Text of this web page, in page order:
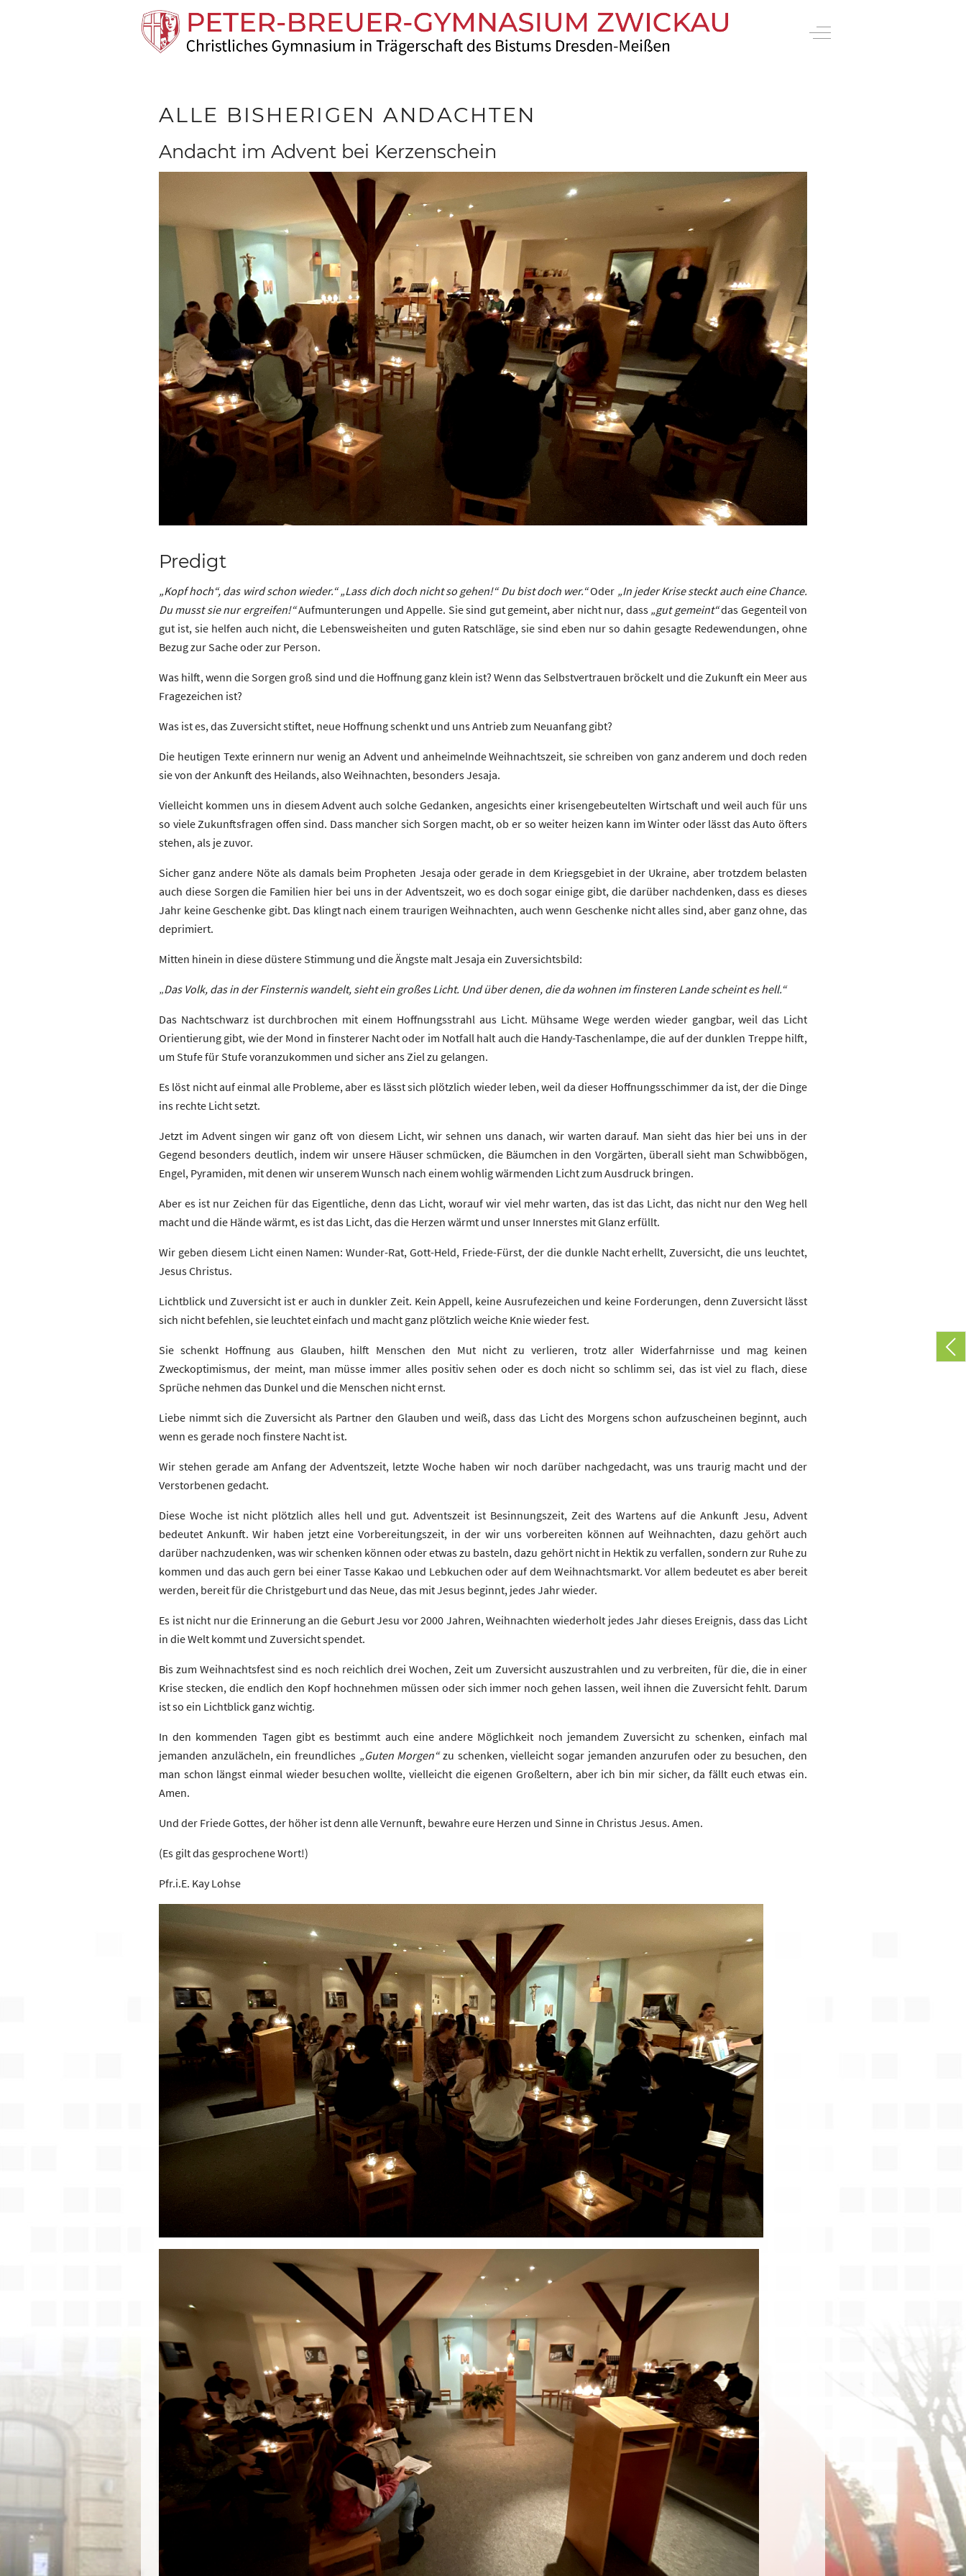
Off-Canvas Toggle
ALLE BISHERIGEN ANDACHTEN
Andacht im Advent bei Kerzenschein
Predigt
„Kopf hoch“, das wird schon wieder.“ „Lass dich doch nicht so gehen!“ Du bist doch wer.“Oder „In jeder Krise steckt auch eine Chance.
Du musst sie nur ergreifen!“Aufmunterungen und Appelle. Sie sind gut gemeint, aber nicht nur, dass „gut gemeint“das Gegenteil von
gut ist, sie helfen auch nicht, die Lebensweisheiten und guten Ratschläge, sie sind eben nur so dahin gesagte Redewendungen, ohne
Bezug zur Sache oder zur Person.
Was hilft, wenn die Sorgen groß sind und die Hoffnung ganz klein ist? Wenn das Selbstvertrauen bröckelt und die Zukunft ein Meer aus
Fragezeichen ist?
Was ist es, das Zuversicht stiftet, neue Hoffnung schenkt und uns Antrieb zum Neuanfang gibt?
Die heutigen Texte erinnern nur wenig an Advent und anheimelnde Weihnachtszeit, sie schreiben von ganz anderem und doch reden
sie von der Ankunft des Heilands, also Weihnachten, besonders Jesaja.
Vielleicht kommen uns in diesem Advent auch solche Gedanken, angesichts einer krisengebeutelten Wirtschaft und weil auch für uns
so viele Zukunftsfragen offen sind. Dass mancher sich Sorgen macht, ob er so weiter heizen kann im Winter oder lässt das Auto öfters
stehen, als je zuvor.
Sicher ganz andere Nöte als damals beim Propheten Jesaja oder gerade in dem Kriegsgebiet in der Ukraine, aber trotzdem belasten
auch diese Sorgen die Familien hier bei uns in der Adventszeit, wo es doch sogar einige gibt, die darüber nachdenken, dass es dieses
Jahr keine Geschenke gibt. Das klingt nach einem traurigen Weihnachten, auch wenn Geschenke nicht alles sind, aber ganz ohne, das
deprimiert.
Mitten hinein in diese düstere Stimmung und die Ängste malt Jesaja ein Zuversichtsbild:
„Das Volk, das in der Finsternis wandelt, sieht ein großes Licht. Und über denen, die da wohnen im finsteren Lande scheint es hell.“
Das Nachtschwarz ist durchbrochen mit einem Hoffnungsstrahl aus Licht. Mühsame Wege werden wieder gangbar, weil das Licht
Orientierung gibt, wie der Mond in finsterer Nacht oder im Notfall halt auch die Handy-Taschenlampe, die auf der dunklen Treppe hilft,
um Stufe für Stufe voranzukommen und sicher ans Ziel zu gelangen.
Es löst nicht auf einmal alle Probleme, aber es lässt sich plötzlich wieder leben, weil da dieser Hoffnungsschimmer da ist, der die Dinge
ins rechte Licht setzt.
Jetzt im Advent singen wir ganz oft von diesem Licht, wir sehnen uns danach, wir warten darauf. Man sieht das hier bei uns in der
Gegend besonders deutlich, indem wir unsere Häuser schmücken, die Bäumchen in den Vorgärten, überall sieht man Schwibbögen,
Engel, Pyramiden, mit denen wir unserem Wunsch nach einem wohlig wärmenden Licht zum Ausdruck bringen.
Aber es ist nur Zeichen für das Eigentliche, denn das Licht, worauf wir viel mehr warten, das ist das Licht, das nicht nur den Weg hell
macht und die Hände wärmt, es ist das Licht, das die Herzen wärmt und unser Innerstes mit Glanz erfüllt.
Wir geben diesem Licht einen Namen: Wunder-Rat, Gott-Held, Friede-Fürst, der die dunkle Nacht erhellt, Zuversicht, die uns leuchtet,
Jesus Christus.
Lichtblick und Zuversicht ist er auch in dunkler Zeit. Kein Appell, keine Ausrufezeichen und keine Forderungen, denn Zuversicht lässt
sich nicht befehlen, sie leuchtet einfach und macht ganz plötzlich weiche Knie wieder fest.
Sie schenkt Hoffnung aus Glauben, hilft Menschen den Mut nicht zu verlieren, trotz aller Widerfahrnisse und mag keinen
Zweckoptimismus, der meint, man müsse immer alles positiv sehen oder es doch nicht so schlimm sei, das ist viel zu flach, diese
Sprüche nehmen das Dunkel und die Menschen nicht ernst.
Liebe nimmt sich die Zuversicht als Partner den Glauben und weiß, dass das Licht des Morgens schon aufzuscheinen beginnt, auch
wenn es gerade noch finstere Nacht ist.
Wir stehen gerade am Anfang der Adventszeit, letzte Woche haben wir noch darüber nachgedacht, was uns traurig macht und der
Verstorbenen gedacht.
Diese Woche ist nicht plötzlich alles hell und gut. Adventszeit ist Besinnungszeit, Zeit des Wartens auf die Ankunft Jesu, Advent
bedeutet Ankunft. Wir haben jetzt eine Vorbereitungszeit, in der wir uns vorbereiten können auf Weihnachten, dazu gehört auch
darüber nachzudenken, was wir schenken können oder etwas zu basteln, dazu gehört nicht in Hektik zu verfallen, sondern zur Ruhe zu
kommen und das auch gern bei einer Tasse Kakao und Lebkuchen oder auf dem Weihnachtsmarkt. Vor allem bedeutet es aber bereit
werden, bereit für die Christgeburt und das Neue, das mit Jesus beginnt, jedes Jahr wieder.
Es ist nicht nur die Erinnerung an die Geburt Jesu vor 2000 Jahren, Weihnachten wiederholt jedes Jahr dieses Ereignis, dass das Licht
in die Welt kommt und Zuversicht spendet.
Bis zum Weihnachtsfest sind es noch reichlich drei Wochen, Zeit um Zuversicht auszustrahlen und zu verbreiten, für die, die in einer
Krise stecken, die endlich den Kopf hochnehmen müssen oder sich immer noch gehen lassen, weil ihnen die Zuversicht fehlt. Darum
ist so ein Lichtblick ganz wichtig.
In den kommenden Tagen gibt es bestimmt auch eine andere Möglichkeit noch jemandem Zuversicht zu schenken, einfach mal
jemanden anzulächeln, ein freundliches „Guten Morgen“zu schenken, vielleicht sogar jemanden anzurufen oder zu besuchen, den
man schon längst einmal wieder besuchen wollte, vielleicht die eigenen Großeltern, aber ich bin mir sicher, da fällt euch etwas ein.
Amen.
Und der Friede Gottes, der höher ist denn alle Vernunft, bewahre eure Herzen und Sinne in Christus Jesus. Amen.
(Es gilt das gesprochene Wort!)
Pfr.i.E. Kay Lohse